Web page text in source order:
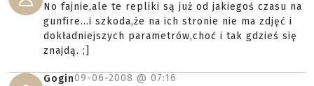
No fajnie,ale te repliki są już od jakiegoś czasu na
gunfire...i szkoda,że na ich stronie nie ma zdjęć i
dokładniejszych parametrów,choć i tak gdzieś się
znajdą. ;]
Gogin09-06-2008 @ 07:16